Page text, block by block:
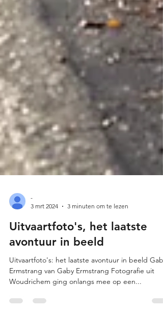
3 mrt 2024
3 minuten om te lezen
Uitvaartfoto's, het laatste
avontuur in beeld
Uitvaartfoto's: het laatste avontuur in beeld Gaby
Woudrichem ging onlangs mee op een...